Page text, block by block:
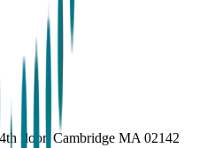
floor, Cambridge MA 02142